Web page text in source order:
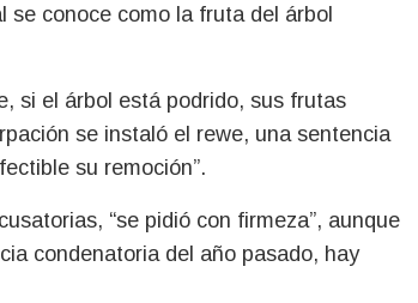
se conoce como la fruta del árbol
si el árbol está podrido, sus frutas
se instaló el rewe, una sentencia
su remoción”.
“se pidió con firmeza”, aunque
condenatoria del año pasado, hay